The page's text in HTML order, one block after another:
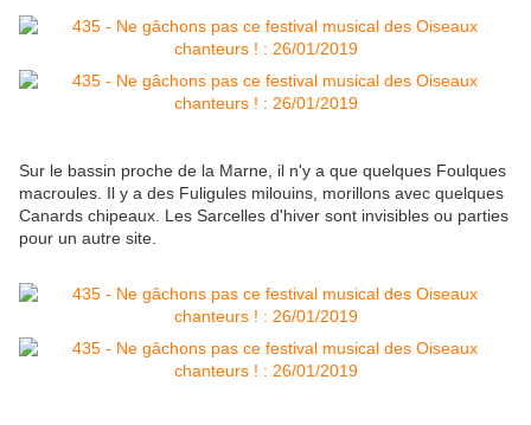
Sur le bassin proche de la Marne, il n'y a que quelques Foulques
macroules. Il y a des Fuligules milouins, morillons avec quelques
Canards chipeaux. Les Sarcelles d'hiver sont invisibles ou parties
pour un autre site.